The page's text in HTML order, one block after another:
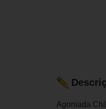
Agoniada